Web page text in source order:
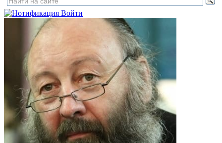
Войти